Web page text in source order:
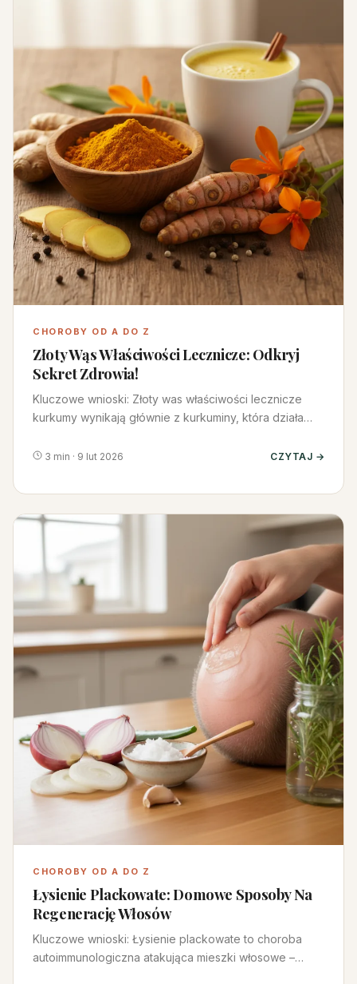
CHOROBY OD A DO Z
Złoty Wąs Właściwości Lecznicze: Odkryj
Sekret Zdrowia!
Kluczowe wnioski: Złoty was właściwości lecznicze
kurkumy wynikają głównie z kurkuminy, która działa
3 min · 9 lut 2026 CZYTAJ →
CHOROBY OD A DO Z
Łysienie Plackowate: Domowe Sposoby Na
Regenerację Włosów
Kluczowe wnioski: Łysienie plackowate to choroba
autoimmunologiczna atakująca mieszki włosowe –